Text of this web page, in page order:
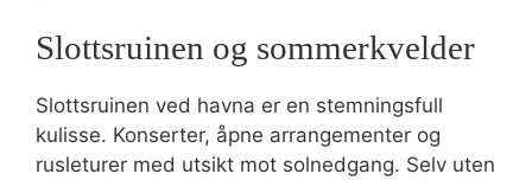
Slottsruinen og sommerkvelder
Slottsruinen ved havna er en stemningsfull
kulisse. Konserter, åpne arrangementer og
rusleturer med utsikt mot solnedgang. Selv uten